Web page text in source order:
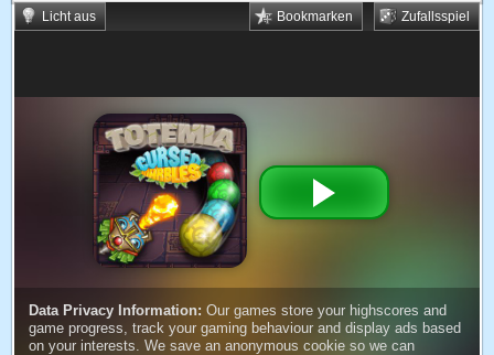
Licht aus Zufallsspiel
Bookmarken